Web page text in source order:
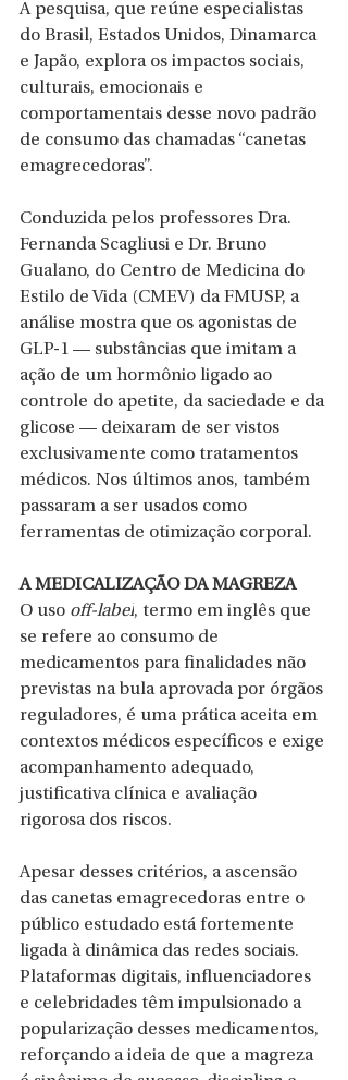
A pesquisa, que reúne especialistas
do Brasil, Estados Unidos, Dinamarca
e Japão, explora os impactos sociais,
culturais, emocionais e
comportamentais desse novo padrão
de consumo das chamadas “canetas
emagrecedoras”.
Conduzida pelos professores Dra.
Fernanda Scagliusi e Dr. Bruno
Gualano, do Centro de Medicina do
Estilo de Vida (CMEV) da FMUSP, a
análise mostra que os agonistas de
GLP-1 — substâncias que imitam a
ação de um hormônio ligado ao
controle do apetite, da saciedade e da
glicose — deixaram de ser vistos
exclusivamente como tratamentos
médicos. Nos últimos anos, também
passaram a ser usados como
ferramentas de otimização corporal.
A MEDICALIZAÇÃO DA MAGREZA
O uso off-label, termo em inglês que
se refere ao consumo de
medicamentos para finalidades não
previstas na bula aprovada por órgãos
reguladores, é uma prática aceita em
contextos médicos específicos e exige
acompanhamento adequado,
justificativa clínica e avaliação
rigorosa dos riscos.
Apesar desses critérios, a ascensão
das canetas emagrecedoras entre o
público estudado está fortemente
ligada à dinâmica das redes sociais.
Plataformas digitais, influenciadores
e celebridades têm impulsionado a
popularização desses medicamentos,
reforçando a ideia de que a magreza